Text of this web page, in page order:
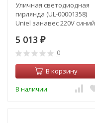
Уличная светодиодная
гирлянда (UL-00001358)
Uniel занавес 220V синий
IP67
5 013 ₽
0
В корзину
В наличии